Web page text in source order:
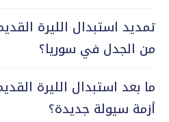
تمديد استبدال الليرة
من الجدل في سوريا؟
ما بعد استبدال الليرة
أزمة سيولة جديدة؟